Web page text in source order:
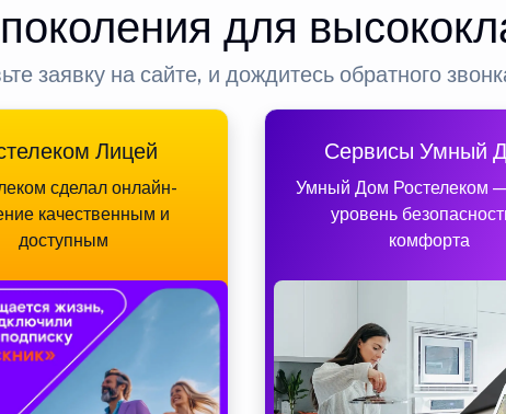
для
заявку на сайте, и дождитесь обратного
Лицей
сделал онлайн-
качественным и
доступным
Сервисы Умный
Умный Дом Ростелеком
уровень
комфорта